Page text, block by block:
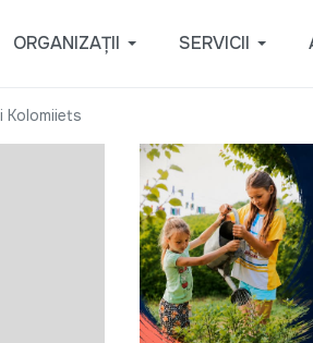
ORGANIZAȚII SERVICII
Kolomiiets